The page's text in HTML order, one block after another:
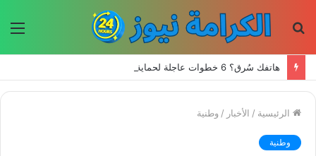
هاتفك سُرق؟ 6 خطوات عاجلة لحماية حساباتك وبياناتك
الرئيسية / الأخبار / وطنية
وطنية